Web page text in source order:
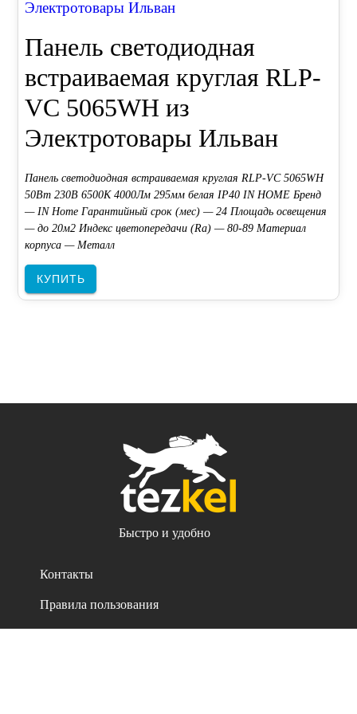
Электротовары Ильван
Панель светодиодная
встраиваемая круглая RLP-
VC 5065WH из
Электротовары Ильван
Панель светодиодная встраиваемая круглая RLP-VC 5065WH
50Вт 230В 6500К 4000Лм 295мм белая IP40 IN HOME Бренд
— IN Home Гарантийный срок (мес) — 24 Площадь освещения
— до 20м2 Индекс цветопередачи (Ra) — 80-89 Материал
корпуса — Металл
КУПИТЬ
Быстро и удобно
Контакты
Правила пользования